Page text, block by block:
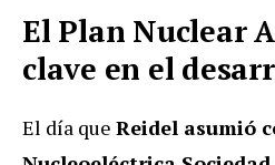
El Plan Nuclear
clave en el
El día que Reidel asumió